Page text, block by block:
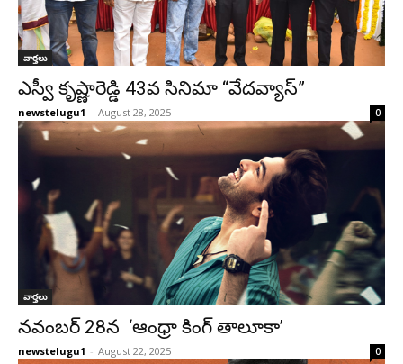
వార్తలు
ఎస్వీ కృష్ణారెడ్డి 43వ సినిమా “వేదవ్యాస్”
newstelugu1 - August 28, 2025 0
వార్తలు
నవంబర్ 28న ‘ఆంధ్రా కింగ్ తాలూకా’
newstelugu1 - August 22, 2025 0